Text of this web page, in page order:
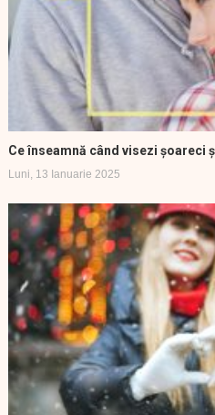
Ce înseamnă când visezi șoareci
Luni, 13 Ianuarie 2025